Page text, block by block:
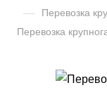
— Перевозка
Перевозка